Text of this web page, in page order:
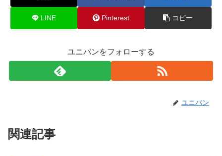
LINE Pinterest コピー
ユニバンをフォローする
ユニバン
関連記事